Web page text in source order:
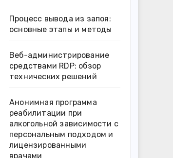
Процесс вывода из запоя:
основные этапы и методы
Веб-администрирование
средствами RDP: обзор
технических решений
Анонимная программа
реабилитации при
алкогольной зависимости с
персональным подходом и
лицензированными
врачами